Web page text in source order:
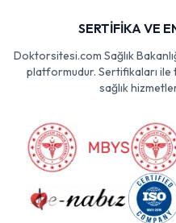
SERTİFİKA VE
Doktorsitesi.com Sağlık
platformudur. Sertifikaları ile
sağlık